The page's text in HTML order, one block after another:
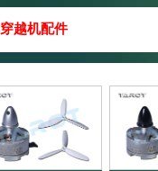
穿越机配件